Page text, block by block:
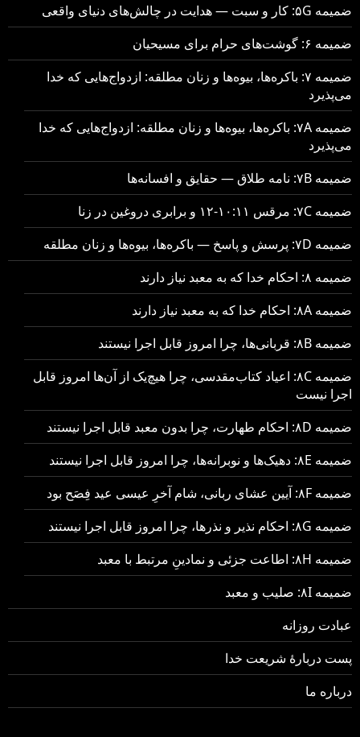
ضمیمه ۵G: کار و سبت — هدایت در چالش‌های دنیای واقعی
ضمیمه ۶: گوشت‌های حرام برای مسیحیان
ضمیمه ۷: باکره‌ها، بیوه‌ها و زنان مطلقه: ازدواج‌هایی که خدا
می‌پذیرد
ضمیمه ۷A: باکره‌ها، بیوه‌ها و زنان مطلقه: ازدواج‌هایی که خدا
می‌پذیرد
ضمیمه ۷B: نامه طلاق — حقایق و افسانه‌ها
ضمیمه ۷C: مرقس ۱۰:۱۱-۱۲ و برابری دروغین در زنا
ضمیمه ۷D: پرسش و پاسخ — باکره‌ها، بیوه‌ها و زنان مطلقه
ضمیمه ۸: احکام خدا که به معبد نیاز دارند
ضمیمه ۸A: احکام خدا که به معبد نیاز دارند
ضمیمه ۸B: قربانی‌ها، چرا امروز قابل اجرا نیستند
ضمیمه ۸C: اعیاد کتاب‌مقدسی، چرا هیچ‌یک از آن‌ها امروز قابل
اجرا نیست
ضمیمه ۸D: احکام طهارت، چرا بدون معبد قابل اجرا نیستند
ضمیمه ۸E: دهیک‌ها و نوبرانه‌ها، چرا امروز قابل اجرا نیستند
ضمیمه ۸F: آیین عشای ربانی، شام آخرِ عیسی عید فِصَح بود
ضمیمه ۸G: احکام نذیر و نذرها، چرا امروز قابل اجرا نیستند
ضمیمه ۸H: اطاعت جزئی و نمادینِ مرتبط با معبد
ضمیمه ۸I: صلیب و معبد
عبادت روزانه
پست دربارهٔ شریعت خدا
درباره ما